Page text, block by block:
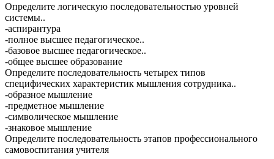
Определите логическую последовательностью уровней
системы..
-аспирантура
-полное высшее педагогическое..
-базовое высшее педагогическое..
-общее высшее образование
Определите последовательность четырех типов
специфических характеристик мышления сотрудника..
-образное мышление
-предметное мышление
-символическое мышление
-знаковое мышление
Определите последовательность этапов профессионального
самовоспитания учителя